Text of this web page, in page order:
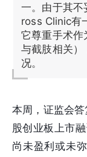
一。由于其不
ross Clinic有
它尊重手术作
与截肢相关）
况。
本周，证监会
股创业板上市
尚未盈利或未